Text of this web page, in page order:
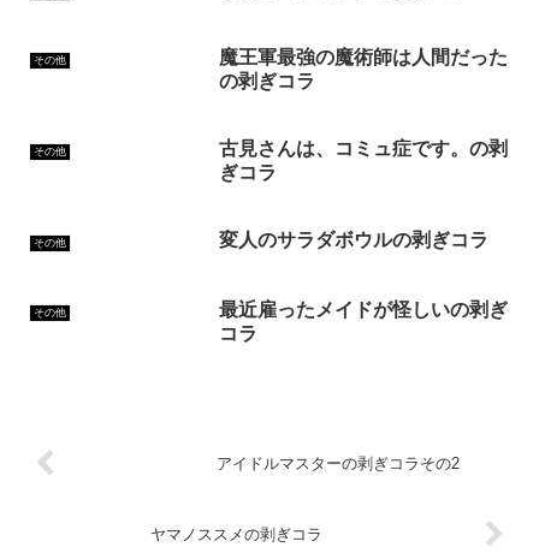
その他
魔王軍最強の魔術師は人間だった
の剥ぎコラ
その他
古見さんは、コミュ症です。の剥
ぎコラ
その他 変人のサラダボウルの剥ぎコラ
その他
最近雇ったメイドが怪しいの剥ぎ
コラ
アイドルマスターの剥ぎコラその2
ヤマノススメの剥ぎコラ